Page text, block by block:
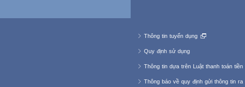
Thông tin tuyển dụng
Quy định sử dụng
Thông tin dựa trên Luật thanh toán tiền
Thông báo về quy định gửi thông tin ra